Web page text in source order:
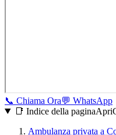
📞 Chiama Ora💬 WhatsApp
📑 Indice della paginaApri
Ambulanza privata a